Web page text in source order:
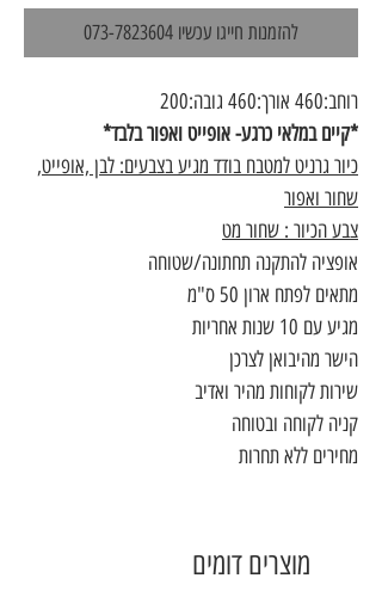
להזמנות חייגו עכשיו 073-7823604
רוחב:460 אורך:460 גובה:200
*קיים במלאי כרגע- אופייט ואפור בלבד*
כיור גרניט למטבח בודד מגיע בצבעים: לבן ,אופייט,
שחור ואפור
צבע הכיור : שחור מט
אופציה להתקנה תחתונה/שטוחה
מתאים לפתח ארון 50 ס"מ
מגיע עם 10 שנות אחריות
הישר מהיבואן לצרכן
שירות לקוחות מהיר ואדיב
קניה לקוחה ובטוחה
מחירים ללא תחרות
מוצרים דומים